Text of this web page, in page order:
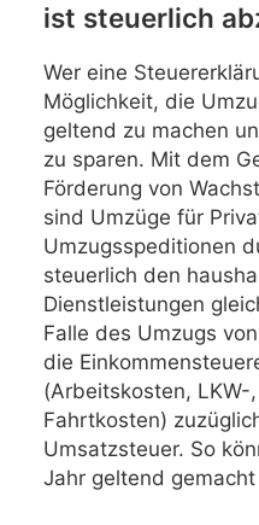
ist steuerlich
Wer eine
Möglichkeit, die
geltend zu machen
zu sparen. Mit dem
Förderung von
sind Umzüge für
Umzugsspeditionen
steuerlich den
Dienstleistungen
Falle des Umzugs
die
(Arbeitskosten, LKW-
Fahrtkosten)
Umsatzsteuer. So
Jahr geltend